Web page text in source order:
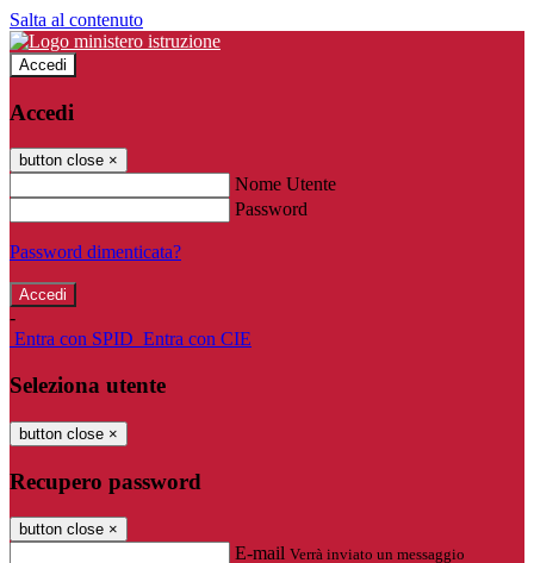
Salta al contenuto
Accedi
Accedi
button close ×
Nome Utente
Password
Password dimenticata?
-
Entra con SPID Entra con CIE
Seleziona utente
button close ×
Recupero password
button close ×
E-mail Verrà inviato un messaggio